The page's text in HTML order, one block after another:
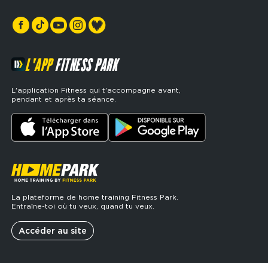
L'APPFITNESS PARK
L'application Fitness qui t'accompagne avant,
pendant et après ta séance.
La plateforme de home training Fitness Park.
Entraîne-toi où tu veux, quand tu veux.
Accéder au site